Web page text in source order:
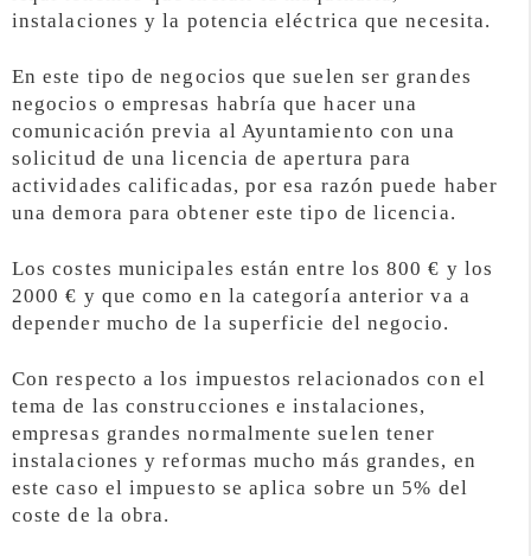
instalaciones y la potencia eléctrica que necesita.
En este tipo de negocios que suelen ser grandes
negocios o empresas habría que hacer una
comunicación previa al Ayuntamiento con una
solicitud de una licencia de apertura para
actividades calificadas, por esa razón puede haber
una demora para obtener este tipo de licencia.
Los costes municipales están entre los 800 € y los
2000 € y que como en la categoría anterior va a
depender mucho de la superficie del negocio.
Con respecto a los impuestos relacionados con el
tema de las construcciones e instalaciones,
empresas grandes normalmente suelen tener
instalaciones y reformas mucho más grandes, en
este caso el impuesto se aplica sobre un 5% del
coste de la obra.